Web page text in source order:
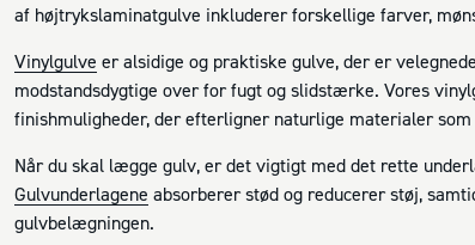
af højtrykslaminatgulve inkluderer forskellige farver,
Vinylgulve er alsidige og praktiske gulve, der er
modstandsdygtige over for fugt og slidstærke. Vores
finishmuligheder, der efterligner naturlige materialer
Når du skal lægge gulv, er det vigtigt med det rette
Gulvunderlagene absorberer stød og reducerer støj,
gulvbelægningen.